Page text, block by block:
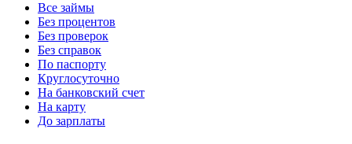
Все займы
Без процентов
Без проверок
Без справок
По паспорту
Круглосуточно
На банковский счет
На карту
До зарплаты